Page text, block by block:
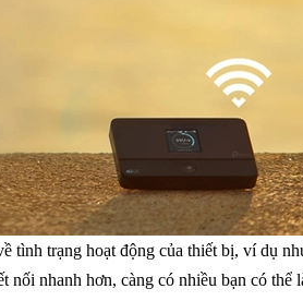
tình trạng hoạt động của thiết bị, ví dụ
nhanh hơn, càng có nhiều bạn có thể